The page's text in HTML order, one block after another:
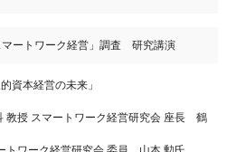
マートワーク経営」調査 研究講演
資本経営の未来」
教授 スマートワーク経営研究会 座長 鶴